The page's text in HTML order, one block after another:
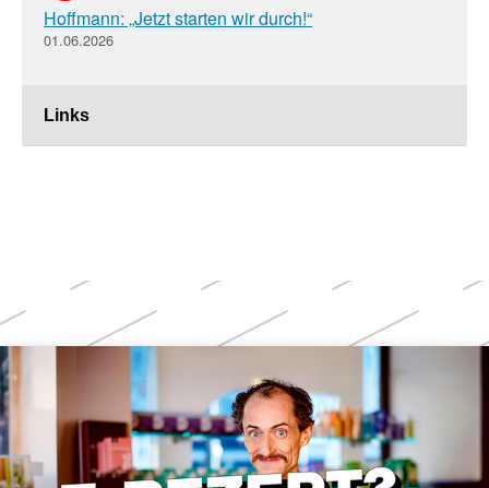
Links
Hoffmann: „Jetzt starten wir durch!“
01.06.2026
Weitere
Themen